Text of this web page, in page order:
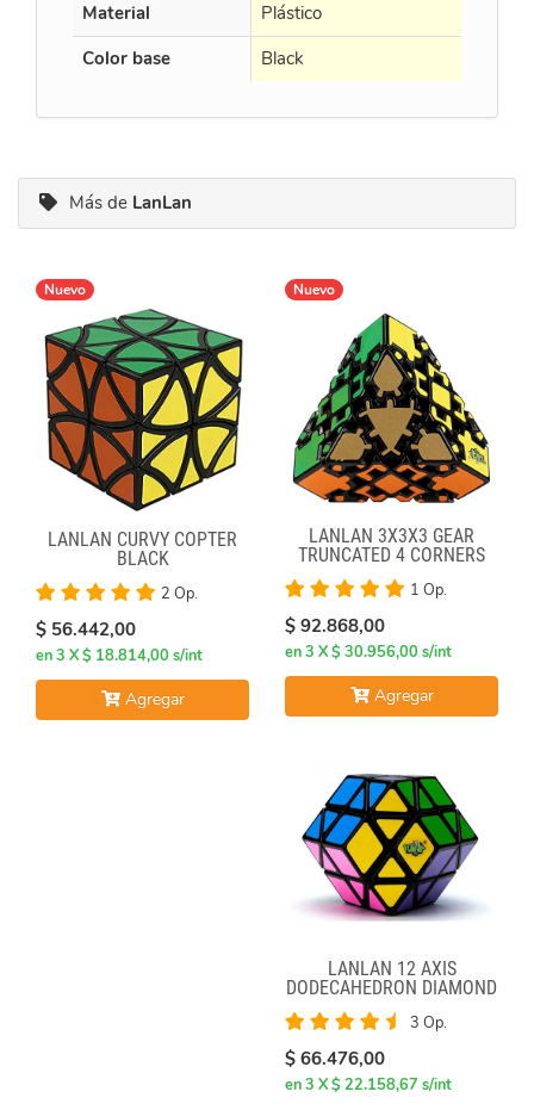
Material
Plástico
Color base
Black
Más de LanLan
Nuevo
LANLAN CURVY COPTER
BLACK
2 Op.
$ 56.442,00
en 3 X $ 18.814,00 s/int
Agregar
Nuevo
LANLAN 3X3X3 GEAR
TRUNCATED 4 CORNERS
1 Op.
$ 92.868,00
en 3 X $ 30.956,00 s/int
Agregar
LANLAN 12 AXIS
DODECAHEDRON DIAMOND
CUBE
3 Op.
$ 66.476,00
en 3 X $ 22.158,67 s/int